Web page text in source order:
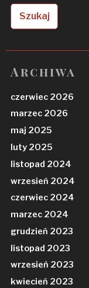
Archiwa
czerwiec 2026
marzec 2026
maj 2025
luty 2025
listopad 2024
wrzesień 2024
czerwiec 2024
marzec 2024
grudzień 2023
listopad 2023
wrzesień 2023
kwiecień 2023